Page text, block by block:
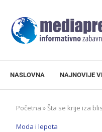
NASLOVNA NAJNOVIJE
Početna »Šta se krije iza
Moda i lepota